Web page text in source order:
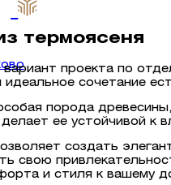
термоясеня
проекта по
сочетание
порода
ее устойчивой к
создать
свою
и стиля к вашему